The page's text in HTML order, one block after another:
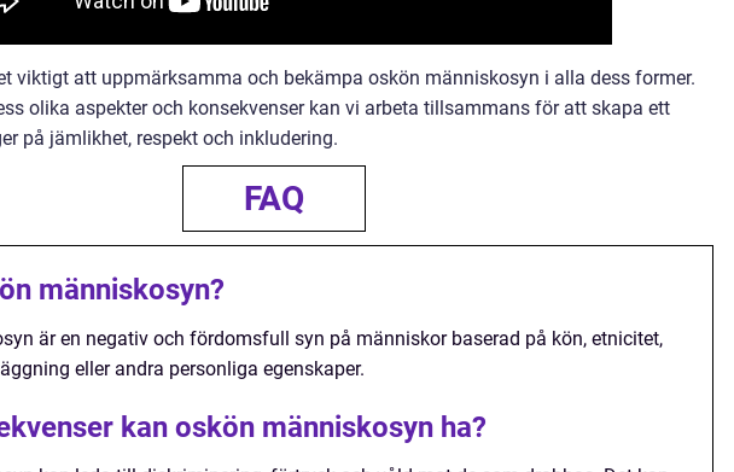
viktigt att uppmärksamma och bekämpa oskön människosyn i alla dess former.
olika aspekter och konsekvenser kan vi arbeta tillsammans för att skapa ett
på jämlikhet, respekt och inkludering.
FAQ
människosyn?
är en negativ och fördomsfull syn på människor baserad på kön, etnicitet,
eller andra personliga egenskaper.
kan oskön människosyn ha?